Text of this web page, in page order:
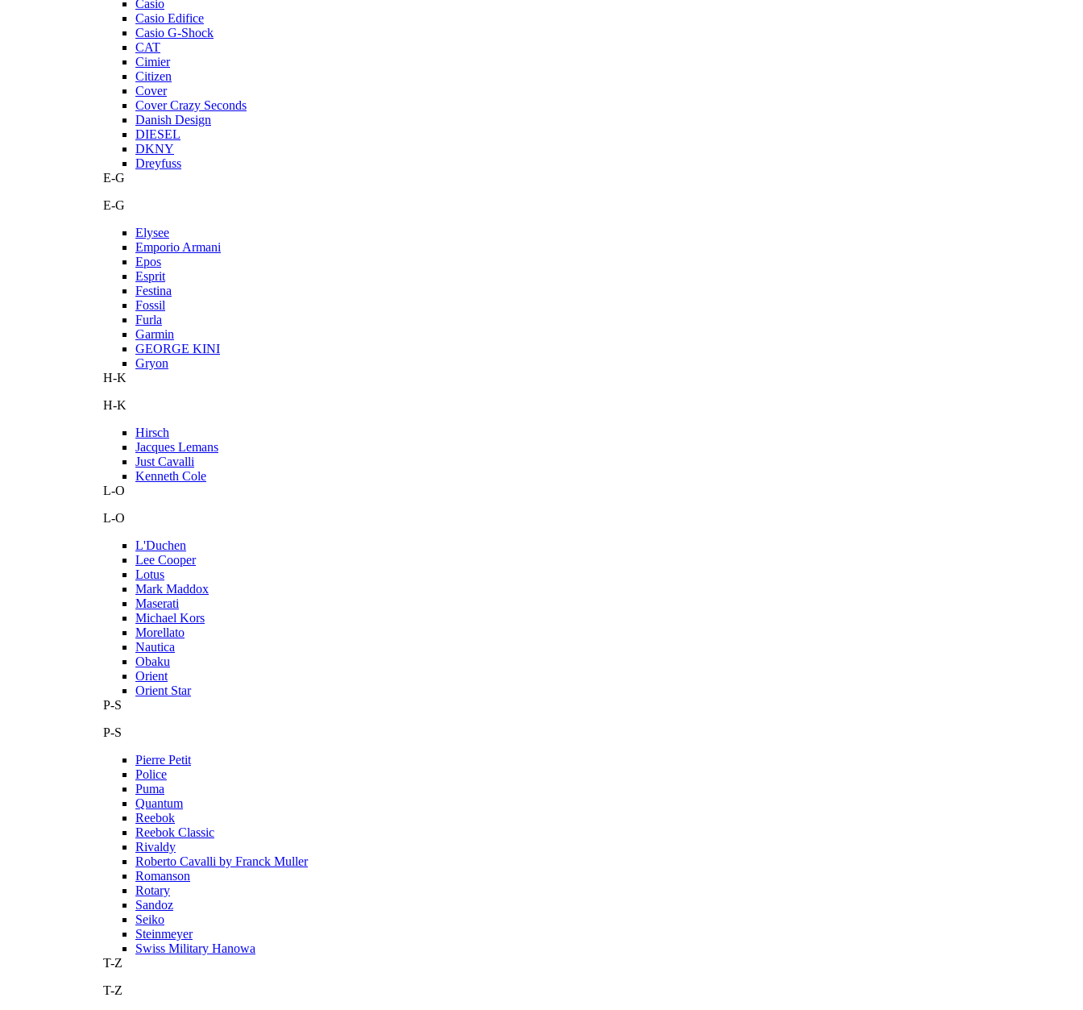
Casio
Casio Edifice
Casio G-Shock
CAT
Cimier
Citizen
Cover
Cover Crazy Seconds
Danish Design
DIESEL
DKNY
Dreyfuss
E-G
E-G
Elysee
Emporio Armani
Epos
Esprit
Festina
Fossil
Furla
Garmin
GEORGE KINI
Gryon
H-K
H-K
Hirsch
Jacques Lemans
Just Cavalli
Kenneth Cole
L-O
L-O
L'Duchen
Lee Cooper
Lotus
Mark Maddox
Maserati
Michael Kors
Morellato
Nautica
Obaku
Orient
Orient Star
P-S
P-S
Pierre Petit
Police
Puma
Quantum
Reebok
Reebok Classic
Rivaldy
Roberto Cavalli by Franck Muller
Romanson
Rotary
Sandoz
Seiko
Steinmeyer
Swiss Military Hanowa
T-Z
T-Z